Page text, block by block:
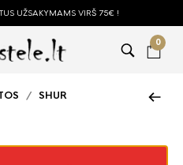
UŽSAKYMAMS VIRŠ 75€ !
0
/ SHUR